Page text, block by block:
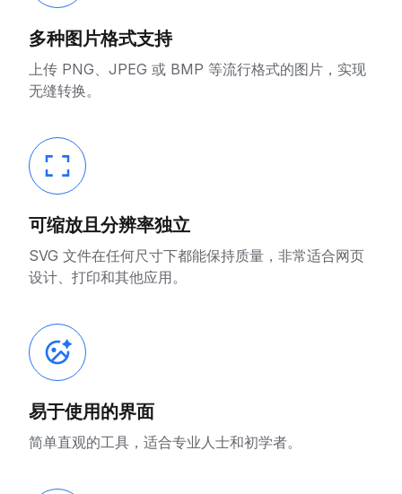
多种图片格式支持
上传 PNG、JPEG 或 BMP 等流行格式的图片，实现
无缝转换。
可缩放且分辨率独立
SVG 文件在任何尺寸下都能保持质量，非常适合网页
设计、打印和其他应用。
易于使用的界面
简单直观的工具，适合专业人士和初学者。